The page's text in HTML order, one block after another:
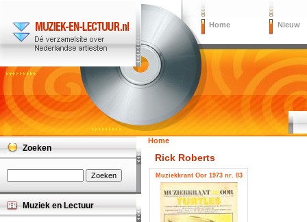
Home Nieuw
Home
Rick Roberts
Muziekkrant Oor 1973 nr. 03
Zoeken
Muziek en Lectuur